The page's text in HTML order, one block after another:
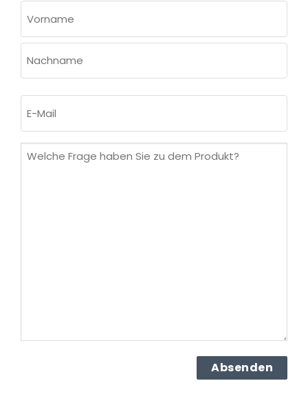
(ERFORDERLICH)
Vorname
Mail
Welche